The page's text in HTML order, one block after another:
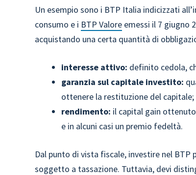
Un esempio sono i BTP Italia indicizzati
consumo e i BTP Valore emessi il 7 giugno
acquistando una certa quantità di
interesse attivo: definito cedola,
garanzia sul capitale investito:
ottenere la restituzione del capitale;
rendimento: il capital gain
e in alcuni casi un premio fedeltà.
Dal punto di vista fiscale, investire nel BTP
soggetto a tassazione. Tuttavia, devi